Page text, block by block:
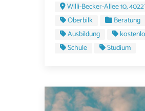
Willi-Becker-Allee 10,
Oberbilk
Beratung
Ausbildung
Schule
Studium